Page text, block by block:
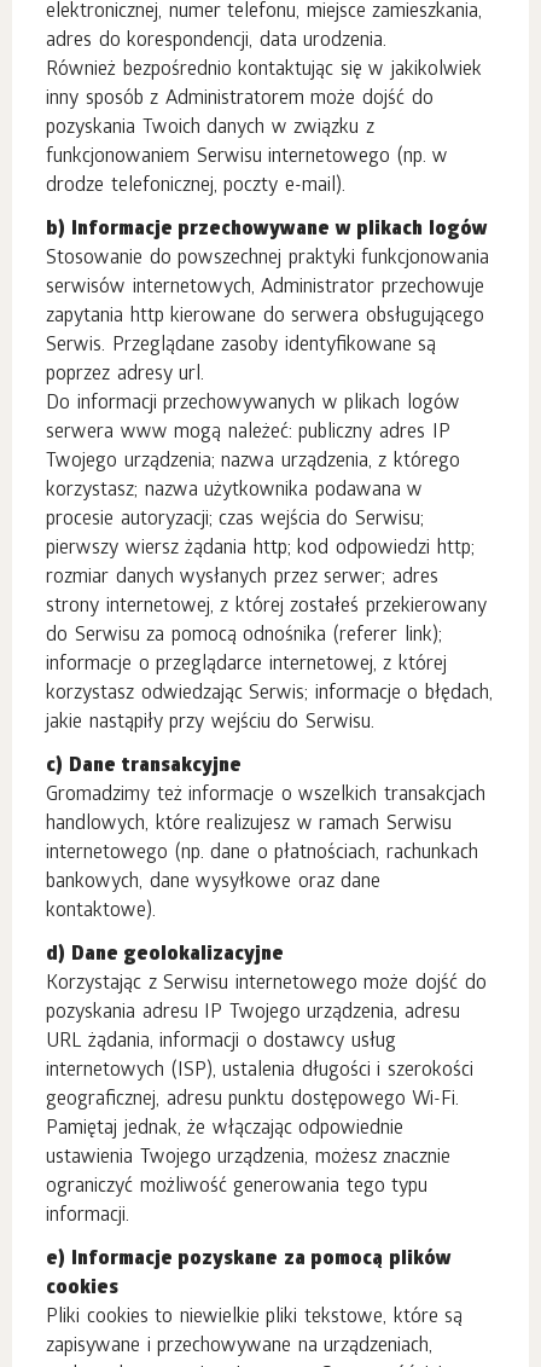
elektronicznej, numer telefonu, miejsce zamieszkania,
adres do korespondencji, data urodzenia.
Również bezpośrednio kontaktując się w jakikolwiek
inny sposób z Administratorem może dojść do
pozyskania Twoich danych w związku z
funkcjonowaniem Serwisu internetowego (np. w
drodze telefonicznej, poczty e-mail).
b) Informacje przechowywane w plikach logów
Stosowanie do powszechnej praktyki funkcjonowania
serwisów internetowych, Administrator przechowuje
zapytania http kierowane do serwera obsługującego
Serwis. Przeglądane zasoby identyfikowane są
poprzez adresy url.
Do informacji przechowywanych w plikach logów
serwera www mogą należeć: publiczny adres IP
Twojego urządzenia; nazwa urządzenia, z którego
korzystasz; nazwa użytkownika podawana w
procesie autoryzacji; czas wejścia do Serwisu;
pierwszy wiersz żądania http; kod odpowiedzi http;
rozmiar danych wysłanych przez serwer; adres
strony internetowej, z której zostałeś przekierowany
do Serwisu za pomocą odnośnika (referer link);
informacje o przeglądarce internetowej, z której
korzystasz odwiedzając Serwis; informacje o błędach,
jakie nastąpiły przy wejściu do Serwisu.
c) Dane transakcyjne
Gromadzimy też informacje o wszelkich transakcjach
handlowych, które realizujesz w ramach Serwisu
internetowego (np. dane o płatnościach, rachunkach
bankowych, dane wysyłkowe oraz dane
kontaktowe).
d) Dane geolokalizacyjne
Korzystając z Serwisu internetowego może dojść do
pozyskania adresu IP Twojego urządzenia, adresu
URL żądania, informacji o dostawcy usług
internetowych (ISP), ustalenia długości i szerokości
geograficznej, adresu punktu dostępowego Wi-Fi.
Pamiętaj jednak, że włączając odpowiednie
ustawienia Twojego urządzenia, możesz znacznie
ograniczyć możliwość generowania tego typu
informacji.
e) Informacje pozyskane za pomocą plików
cookies
Pliki cookies to niewielkie pliki tekstowe, które są
zapisywane i przechowywane na urządzeniach,